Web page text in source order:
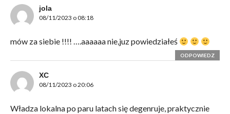
jola
08/11/2023 o 08:18
mów za siebie !!!! ….aaaaaa nie,juz powiedziałeś
ODPOWIEDZ
XC
08/11/2023 o 20:06
Władza lokalna po paru latach się degenruje, praktycznie